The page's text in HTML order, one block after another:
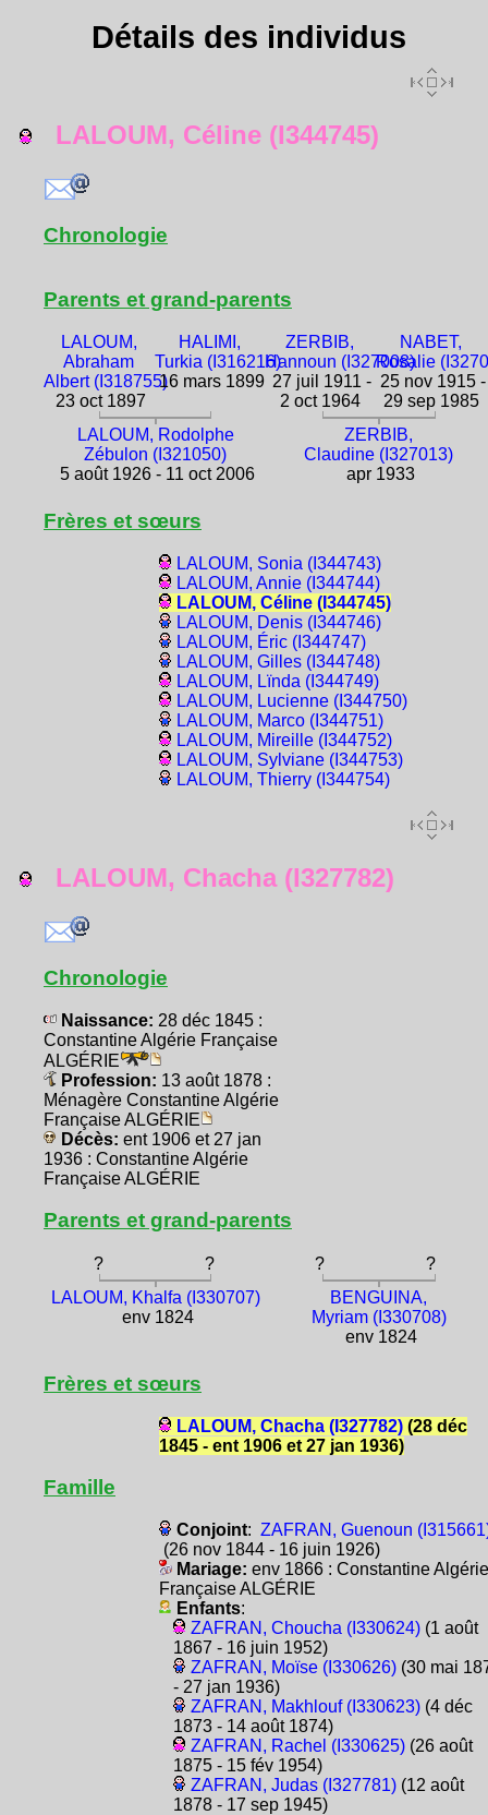
Détails des individus
LALOUM, Céline (I344745)
Chronologie
Parents et grand-parents
LALOUM,
Abraham
Albert (I318755)
23 oct 1897
HALIMI,
Turkia (I316216)
16 mars 1899
ZERBIB,
Hannoun (I327008)
27 juil 1911 -
2 oct 1964
NABET,
Rosalie
25 nov 1915 -
29 sep 1985
LALOUM, Rodolphe
Zébulon (I321050)
5 août 1926 - 11 oct 2006
ZERBIB,
Claudine (I327013)
apr 1933
Frères et sœurs
LALOUM, Sonia (I344743)
LALOUM, Annie (I344744)
LALOUM, Céline (I344745)
LALOUM, Denis (I344746)
LALOUM, Éric (I344747)
LALOUM, Gilles (I344748)
LALOUM, Lïnda (I344749)
LALOUM, Lucienne (I344750)
LALOUM, Marco (I344751)
LALOUM, Mireille (I344752)
LALOUM, Sylviane (I344753)
LALOUM, Thierry (I344754)
LALOUM, Chacha (I327782)
Chronologie
Naissance: 28 déc 1845 :
Constantine Algérie Française
ALGÉRIE
Profession: 13 août 1878 :
Ménagère Constantine Algérie
Française ALGÉRIE
Décès: ent 1906 et 27 jan
1936 : Constantine Algérie
Française ALGÉRIE
Parents et grand-parents
? ? ?
?
LALOUM, Khalfa (I330707)
env 1824
BENGUINA,
Myriam (I330708)
env 1824
Frères et sœurs
LALOUM, Chacha (I327782)(28 déc
1845 - ent 1906 et 27 jan 1936)
Famille
Conjoint: ZAFRAN, Guenoun
(26 nov 1844 - 16 juin 1926)
Mariage: env 1866 : Constantine Algérie
Française ALGÉRIE
Enfants:
ZAFRAN, Choucha (I330624)(1 août
1867 - 16 juin 1952)
ZAFRAN, Moïse (I330626)(30 mai
- 27 jan 1936)
ZAFRAN, Makhlouf (I330623)(4 déc
1873 - 14 août 1874)
ZAFRAN, Rachel (I330625)(26 août
1875 - 15 fév 1954)
ZAFRAN, Judas (I327781)(12 août
1878 - 17 sep 1945)